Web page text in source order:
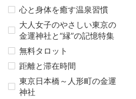
心と身体を癒す温泉習慣
大人女子のやさしい東京の
金運神社と“縁”の記憶特集
無料タロット
距離と滞在時間
東京日本橋～人形町の金運
神社